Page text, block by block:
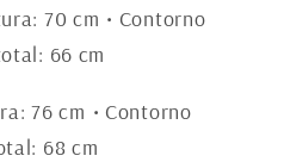
70 cm • Contorno
66 cm
76 cm • Contorno
68 cm